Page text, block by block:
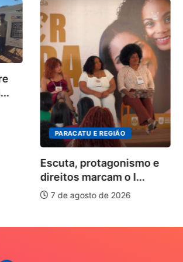
PARACATU E REGIÃO
Escuta, protagonismo e
direitos marcam o I...
7 de agosto de 2026